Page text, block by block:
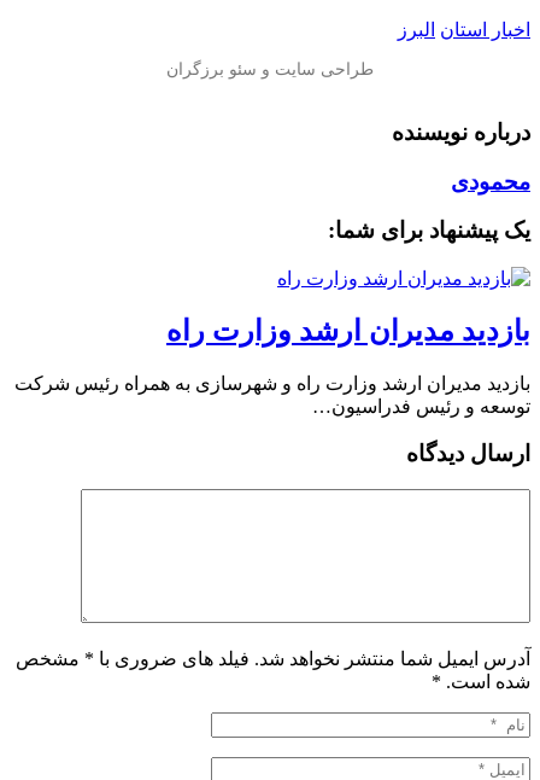
اخبار استان البرز
درباره نویسنده
محمودی
یک پیشنهاد برای شما:
بازدید مدیران ارشد وزارت راه
بازدید مدیران ارشد وزارت راه و شهرسازی به همراه رئیس شرکت
توسعه و رئیس فدراسیون…
ارسال دیدگاه
آدرس ایمیل شما منتشر نخواهد شد. فیلد های ضروری با * مشخص
شده است. *